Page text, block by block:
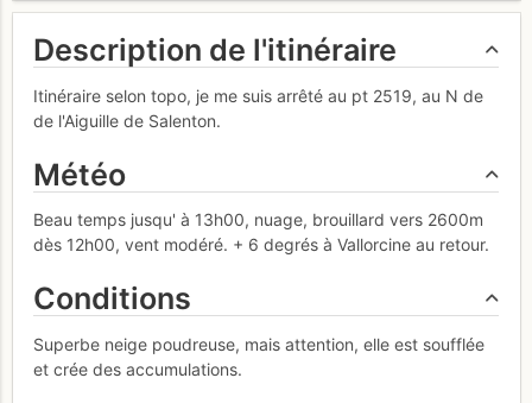
Description de l'itinéraire
Itinéraire selon topo, je me suis arrêté au pt 2519, au N de
de l'Aiguille de Salenton.
Météo
Beau temps jusqu' à 13h00, nuage, brouillard vers 2600m
dès 12h00, vent modéré. + 6 degrés à Vallorcine au retour.
Conditions
Superbe neige poudreuse, mais attention, elle est soufflée
et crée des accumulations.